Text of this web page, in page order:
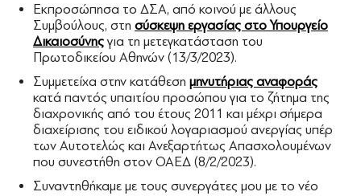
Εκπροσώπησα το ΔΣΑ, από κοινού με άλλους
Συμβούλους, στη σύσκεψη εργασίας στο Υπουργείο
Δικαιοσύνης για τη μετεγκατάσταση του
Πρωτοδικείου Αθηνών (13/3/2023).
Συμμετείχα στην κατάθεση μηνυτήριας αναφοράς
κατά παντός υπαιτίου προσώπου για το ζήτημα της
διαχρονικής από του έτους 2011 και μέχρι σήμερα
διαχείρισης του ειδικού λογαριασμού ανεργίας υπέρ
των Αυτοτελώς και Ανεξαρτήτως Απασχολουμένων
που συνεστήθη στον ΟΑΕΔ (8/2/2023).
Συναντηθήκαμε με τους συνεργάτες μου με το νέο